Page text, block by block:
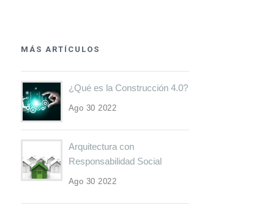
MÁS ARTÍCULOS
¿Qué es la Construcción 4.0?
Ago 30 2022
Arquitectura con
Responsabilidad Social
Ago 30 2022